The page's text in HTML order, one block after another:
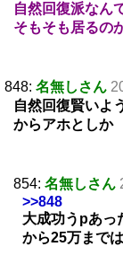
自然回復派なん
そもそも居るの
848: 名無しさん
自然回復賢いよ
からアホとしか
854: 名無しさん
>>848
大成功うpあっ
から25万まで